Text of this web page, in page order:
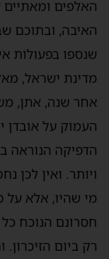
האלפים
האיבה, ובתוכם
שנספו בפעולות
מדינת ישראל,
אחר שנה, אתן,
העמוק על אובדן
הדפיקה הנוראה
ויותר. ואין לכן
מי שהיו, אלא על
חסרונם הנוכח
רק ביום